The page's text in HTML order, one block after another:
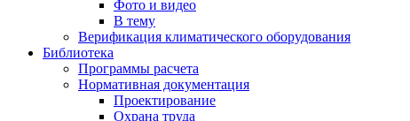
Фото и видео
В тему
Верификация климатического оборудования
Библиотека
Программы расчета
Нормативная документация
Проектирование
Охрана труда